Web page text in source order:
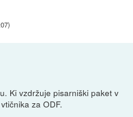
)
Ki vzdržuje pisarniški paket v
za ODF.